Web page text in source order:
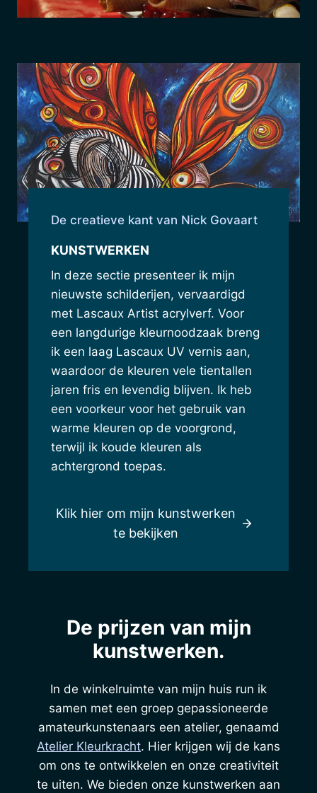
De creatieve kant van Nick Govaart
KUNSTWERKEN
In deze sectie presenteer ik mijn
nieuwste schilderijen, vervaardigd
met Lascaux Artist acrylverf. Voor
een langdurige kleurnoodzaak breng
ik een laag Lascaux UV vernis aan,
waardoor de kleuren vele tientallen
jaren fris en levendig blijven. Ik heb
een voorkeur voor het gebruik van
warme kleuren op de voorgrond,
terwijl ik koude kleuren als
achtergrond toepas.
Klik hier om mijn kunstwerken
te bekijken
De prijzen van mijn
kunstwerken.
In de winkelruimte van mijn huis run ik
samen met een groep gepassioneerde
amateurkunstenaars een atelier, genaamd
Atelier Kleurkracht. Hier krijgen wij de kans
om ons te ontwikkelen en onze creativiteit
te uiten. We bieden onze kunstwerken aan